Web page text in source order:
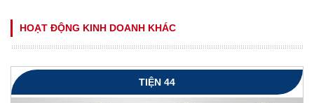
HOẠT ĐỘNG KINH DOANH KHÁC
TIỆN 44